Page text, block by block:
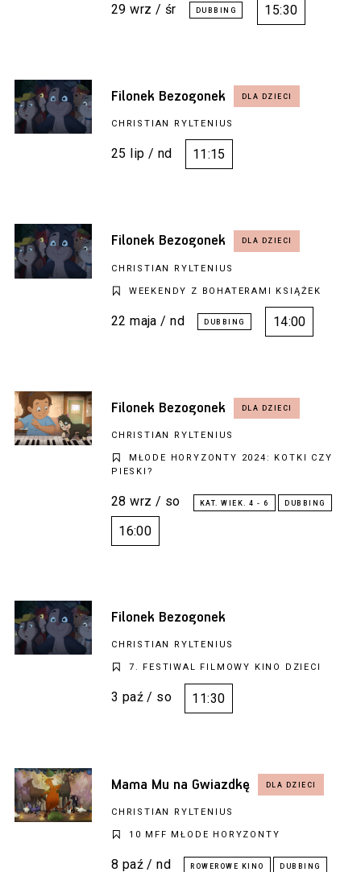
29 wrz / śr 15:30
Filonek Bezogonek
CHRISTIAN RYLTENIUS
25 lip / nd 11:15
Filonek Bezogonek
CHRISTIAN RYLTENIUS
WEEKENDY Z BOHATERAMI KSIĄŻEK
22 maja / nd 14:00
Filonek Bezogonek
CHRISTIAN RYLTENIUS
MŁODE HORYZONTY 2024: KOTKI CZY
PIESKI?
28 wrz / so
16:00
Filonek Bezogonek
CHRISTIAN RYLTENIUS
7. FESTIWAL FILMOWY KINO DZIECI
3 paź / so 11:30
Mama Mu na Gwiazdkę
CHRISTIAN RYLTENIUS
10 MFF MŁODE HORYZONTY
8 paź / nd